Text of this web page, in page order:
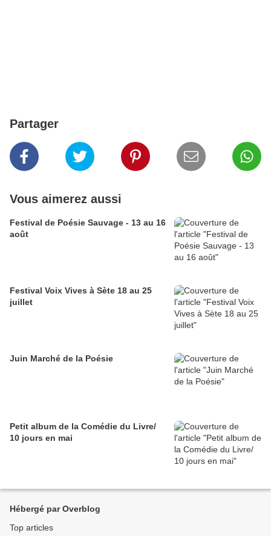
Partager
Vous aimerez aussi
Festival de Poésie Sauvage - 13 au 16
août
Festival Voix Vives à Sète 18 au 25
juillet
Juin Marché de la Poésie
Petit album de la Comédie du Livre/
10 jours en mai
Hébergé par Overblog
Top articles